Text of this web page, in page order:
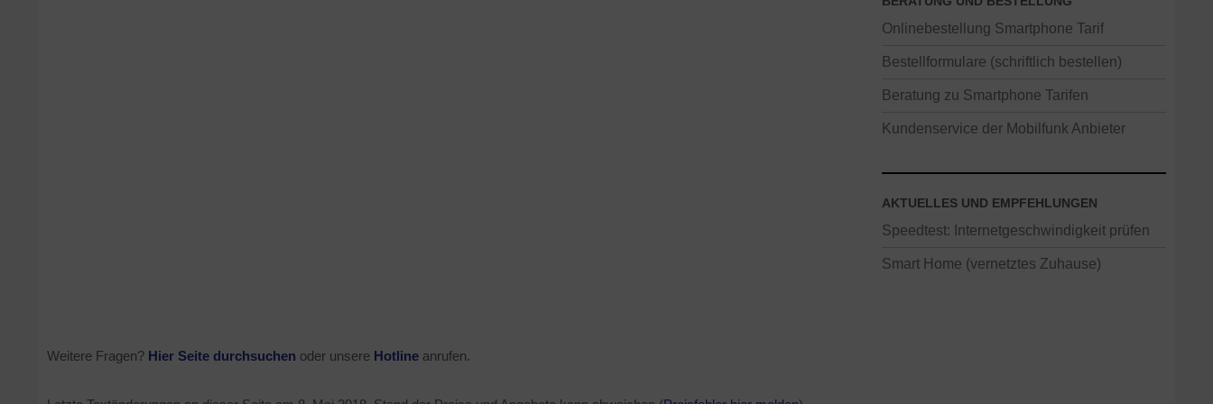
Onlinebestellung Smartphone Tarif
Bestellformulare (schriftlich bestellen)
Beratung zu Smartphone Tarifen
Kundenservice der Mobilfunk Anbieter
AKTUELLES UND EMPFEHLUNGEN
Speedtest: Internetgeschwindigkeit prüfen
Smart Home (vernetztes Zuhause)
Weitere Fragen? Hier Seite durchsuchen oder unsere Hotline anrufen.